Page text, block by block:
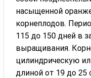
насыщенной
корнеплодов.
115 до 150 дней в
выращивания.
цилиндрическую
длиной от 19 до 25